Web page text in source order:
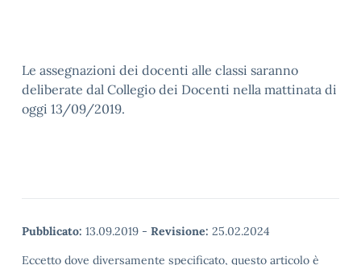
Le assegnazioni dei docenti alle classi saranno
deliberate dal Collegio dei Docenti nella mattinata di
oggi 13/09/2019.
Pubblicato: 13.09.2019 - Revisione: 25.02.2024
Eccetto dove diversamente specificato, questo articolo è